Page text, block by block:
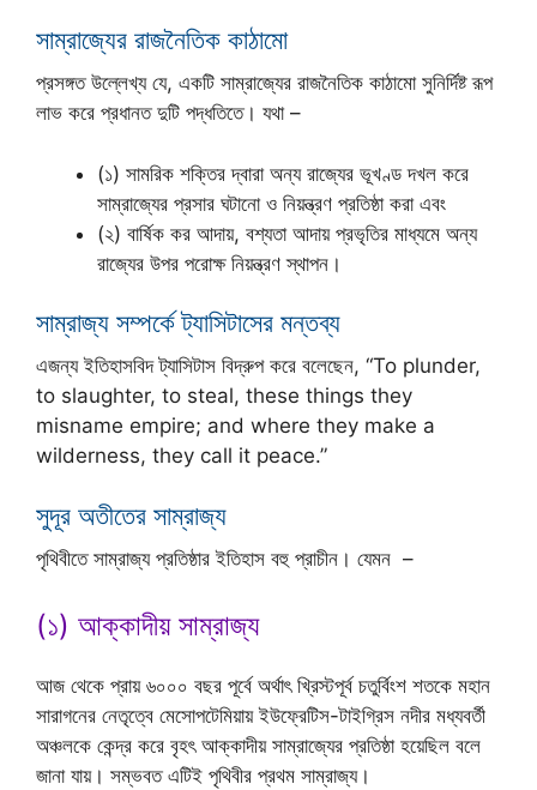
সাম্রাজ্যের রাজনৈতিক কাঠামো
প্রসঙ্গত উল্লেখ্য যে, একটি সাম্রাজ্যের রাজনৈতিক কাঠামো সুনির্দিষ্ট রূপ
লাভ করে প্রধানত দুটি পদ্ধতিতে। যথা –
(১) সামরিক শক্তির দ্বারা অন্য রাজ্যের ভূখণ্ড দখল করে
সাম্রাজ্যের প্রসার ঘটানো ও নিয়ন্ত্রণ প্রতিষ্ঠা করা এবং
(২) বার্ষিক কর আদায়, বশ্যতা আদায় প্রভৃতির মাধ্যমে অন্য
রাজ্যের উপর পরোক্ষ নিয়ন্ত্রণ স্থাপন।
সাম্রাজ্য সম্পর্কে ট্যাসিটাসের মন্তব্য
এজন্য ইতিহাসবিদ ট্যাসিটাস বিদ্রুপ করে বলেছেন, “To plunder,
to slaughter, to steal, these things they
misname empire; and where they make a
wilderness, they call it peace.”
সুদূর অতীতের সাম্রাজ্য
পৃথিবীতে সাম্রাজ্য প্রতিষ্ঠার ইতিহাস বহু প্রাচীন। যেমন –
(১) আক্কাদীয় সাম্রাজ্য
আজ থেকে প্রায় ৬০০০ বছর পূর্বে অর্থাৎ খ্রিস্টপূর্ব চতুর্বিংশ শতকে মহান
সারাগনের নেতৃত্বে মেসোপটেমিয়ায় ইউফ্রেটিস-টাইগ্রিস নদীর মধ্যবর্তী
অঞ্চলকে কেন্দ্র করে বৃহৎ আক্কাদীয় সাম্রাজ্যের প্রতিষ্ঠা হয়েছিল বলে
জানা যায়। সম্ভবত এটিই পৃথিবীর প্রথম সাম্রাজ্য।